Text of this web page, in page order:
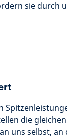
sie durch
die
uns selbst, an